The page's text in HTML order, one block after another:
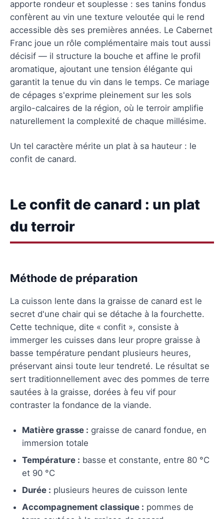
apporte rondeur et souplesse : ses tanins fondus
confèrent au vin une texture veloutée qui le rend
accessible dès ses premières années. Le Cabernet
Franc joue un rôle complémentaire mais tout aussi
décisif — il structure la bouche et affine le profil
aromatique, ajoutant une tension élégante qui
garantit la tenue du vin dans le temps. Ce mariage
de cépages s'exprime pleinement sur les sols
argilo-calcaires de la région, où le terroir amplifie
naturellement la complexité de chaque millésime.
Un tel caractère mérite un plat à sa hauteur : le
confit de canard.
Le confit de canard : un plat
du terroir
Méthode de préparation
La cuisson lente dans la graisse de canard est le
secret d'une chair qui se détache à la fourchette.
Cette technique, dite « confit », consiste à
immerger les cuisses dans leur propre graisse à
basse température pendant plusieurs heures,
préservant ainsi toute leur tendreté. Le résultat se
sert traditionnellement avec des pommes de terre
sautées à la graisse, dorées à feu vif pour
contraster la fondance de la viande.
Matière grasse : graisse de canard fondue, en
immersion totale
Température : basse et constante, entre 80 °C
et 90 °C
Durée : plusieurs heures de cuisson lente
Accompagnement classique : pommes de